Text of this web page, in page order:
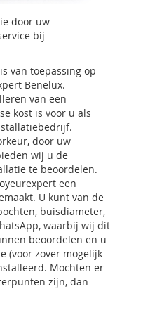
door uw
bij
van toepassing op
Benelux.
van een
kost is voor u als
door uw
wij u de
te beoordelen.
een
U kunt van de
buisdiameter,
waarbij wij dit
beoordelen en u
(voor zover mogelijk
Mochten er
zijn, dan